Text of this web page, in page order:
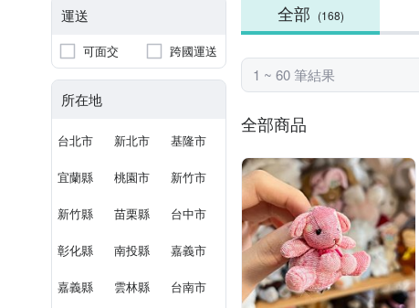
運送
可面交 跨國運送
所在地
台北市 新北市 基隆市
宜蘭縣 桃園市 新竹市
新竹縣 苗栗縣 台中市
彰化縣 南投縣 嘉義市
嘉義縣 雲林縣 台南市
全部 (168)
1 ~ 60 筆結果
全部商品